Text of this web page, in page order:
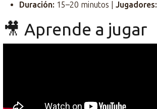
Duración: 15–20 minutos | Jugadores:
🎥 Aprende a jugar